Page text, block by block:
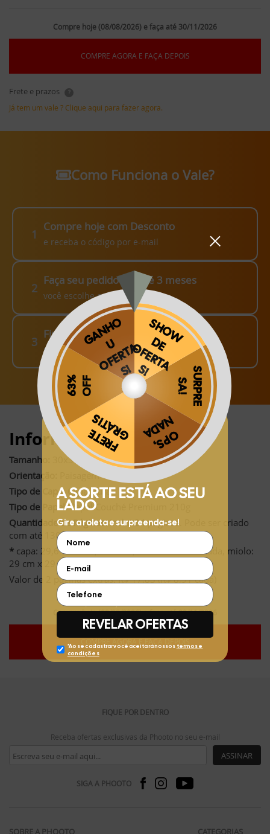
Compre hoje (08/08/2026) e faça até 30/11/2026
COMPRE AGORA E FAÇA DEPOIS
Frete e prazos ?
Já tem um vale ? Clique aqui para fazer agora.
Como Funciona o Vale?
1
Compre hoje com Desconto
e receba o código por e-mail
2
Faça seu pedido em até 3 meses
você escolhe como fazer!
3
Finalize o seu Pedido!
pague o Frete e receba em sua casa
Informações:
Tamanho:
30x30cm (fechado)*
Orientação:
Paisagem
Tipo de Capa:Capa Dura
Tipo de Papel:Papel Couché Premium 210g
Quantidade de Páginas:Inclui 24 páginas. Pode ser criado
com até 130 páginas.
* capa: 29,6 cm x 29,6 cm e 0,8 a 2 cm de lombada, miolo:
29 cm x 29 cm
Valor de 2 páginas extras: R$ 17,83 (R$ 8,91 cada)
Compre hoje (08/08/2026) e faça até 30/11/2026
COMPRE AGORA E FAÇA DEPOIS
FIQUE POR DENTRO
Receba ofertas exclusivas da Phooto no seu e-mail
ASSINAR
Obrigado por se cadastrar na
Aproveite e receba as novidades e ofertas exclusivas da
SIGA A PHOOTO
SOBRE A PHOOTO
CATEGORIAS